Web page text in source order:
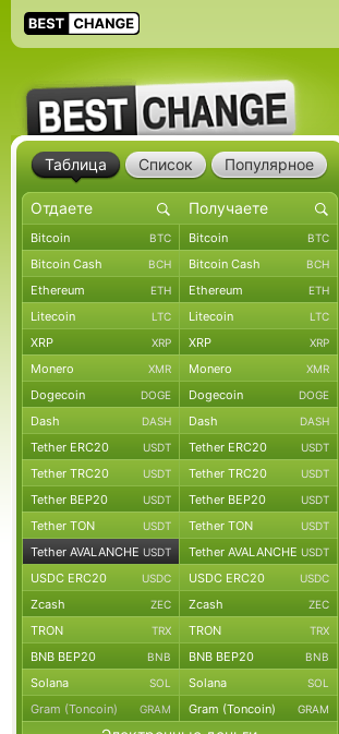
Таблица Список Популярное
Bitcoin BTC Bitcoin BTC
Bitcoin Cash BCH Bitcoin Cash BCH
Ethereum ETH Ethereum ETH
Litecoin LTC Litecoin LTC
XRP XRP XRP XRP
Monero XMR Monero XMR
Dogecoin DOGE Dogecoin DOGE
Dash DASH Dash DASH
Tether ERC20 USDT Tether ERC20 USDT
Tether TRC20 USDT Tether TRC20 USDT
Tether BEP20 USDT Tether BEP20 USDT
Tether TON USDT Tether TON USDT
Tether AVALANCHE USDT Tether AVALANCHE USDT
USDC ERC20 USDC USDC ERC20 USDC
Zcash ZEC Zcash ZEC
TRON TRX TRON TRX
BNB BEP20 BNB BNB BEP20 BNB
Solana SOL Solana SOL
Gram (Toncoin) GRAM Gram (Toncoin) GRAM